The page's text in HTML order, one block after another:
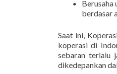
Berusaha
berdasar
Saat ini,
koperasi di
sebaran terlalu
dikedepankan